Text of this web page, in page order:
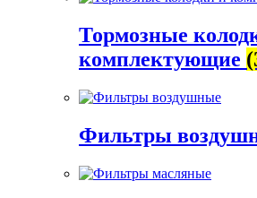
Тормозные
комплектующие
Фильтры